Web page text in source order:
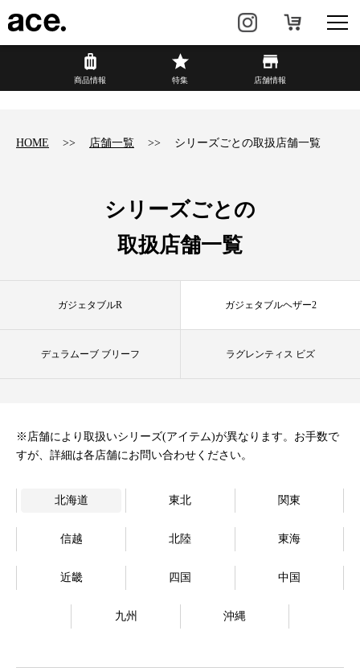
商品情報
カジュアル HAyU×ace.
店舗情報 新着情報
商品情報 特集 店舗情報
HOME 店舗一覧 シリーズごとの取扱店舗一覧
シリーズごとの
取扱店舗一覧
ガジェタブルR ガジェタブルヘザー2
デュラムーブ ブリーフ ラグレンティス ビズ
※店舗により取扱いシリーズ(アイテム)が異なります。お手数で
すが、詳細は各店舗にお問い合わせください。
北海道 東北 関東
信越 北陸 東海
近畿 四国 中国
九州 沖縄